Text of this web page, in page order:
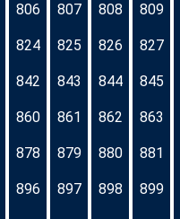
806 807 808 809
824 825 826 827
842 843 844 845
860 861 862 863
878 879 880 881
896 897 898 899